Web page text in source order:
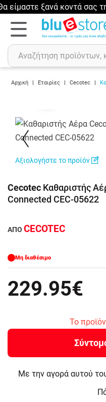
ξανά κοντά σας τη
Δεν έχετε πρόσφατες
Αρχική | Εταιρίες | Cecotec |
229.95€
Αξιολογήστε το προϊόν
Cecotec Καθαριστής
Connected CEC-05622
ΑΠΌ CECOTEC
Μη διαθέσιμο
229.95€
Το
Με την αγορά αυτού